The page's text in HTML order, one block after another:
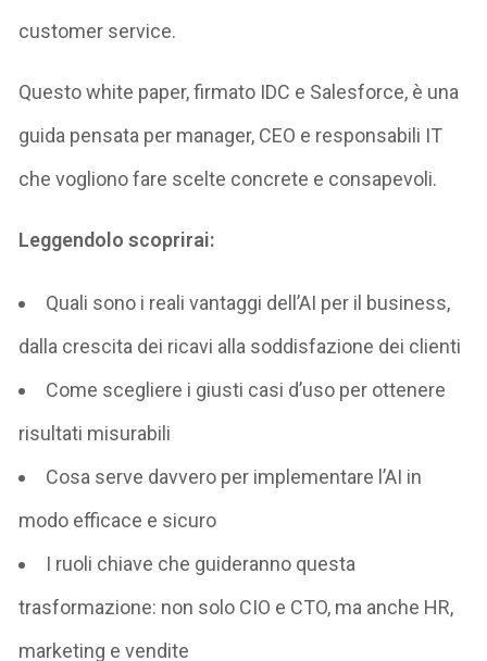
customer service.
Questo white paper, firmato IDC e Salesforce, è una
guida pensata per manager, CEO e responsabili IT
che vogliono fare scelte concrete e consapevoli.
Leggendolo scoprirai:
Quali sono i reali vantaggi dell’AI per il business,
dalla crescita dei ricavi alla soddisfazione dei clienti
Come scegliere i giusti casi d’uso per ottenere
risultati misurabili
Cosa serve davvero per implementare l’AI in
modo efficace e sicuro
I ruoli chiave che guideranno questa
trasformazione: non solo CIO e CTO, ma anche HR,
marketing e vendite